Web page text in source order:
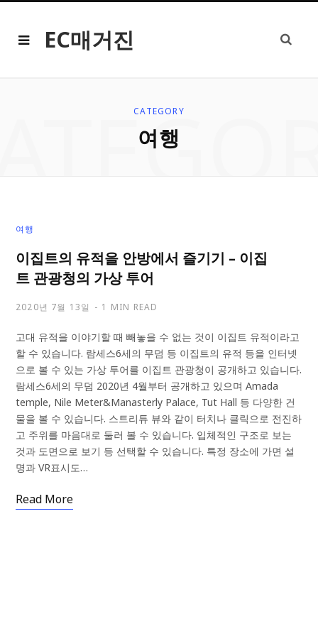
EC매거진
CATEGORY
여행
여행
이집트의 유적을 안방에서 즐기기 – 이집
트 관광청의 가상 투어
2020년 7월 13일 1 MIN READ
고대 유적을 이야기할 때 빼놓을 수 없는 것이 이집트 유적이라고
할 수 있습니다. 람세스6세의 무덤 등 이집트의 유적 등을 인터넷
으로 볼 수 있는 가상 투어를 이집트 관광청이 공개하고 있습니다.
람세스6세의 무덤 2020년 4월부터 공개하고 있으며 Amada
temple, Nile Meter&Manasterly Palace, Tut Hall 등 다양한 건
물을 볼 수 있습니다. 스트리튜 뷰와 같이 터치나 클릭으로 전진하
고 주위를 마음대로 둘러 볼 수 있습니다. 입체적인 구조로 보는
것과 도면으로 보기 등 선택할 수 있습니다. 특정 장소에 가면 설
명과 VR표시도…
Read More